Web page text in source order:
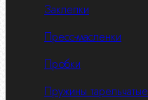
Заклепки
Пресс-масленки
Пробки
Пружины тарельчатые